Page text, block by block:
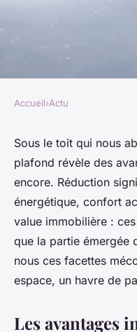
Les
l'isolation
plafond que
connaître.
Laura• 11 avril 2024• 2
Accueil›Actu
Sous le toit qui nous
plafond révèle des
encore. Réduction
énergétique, confort
value immobilière :
que la partie émergée
nous ces facettes
espace, un havre de
Les avantages